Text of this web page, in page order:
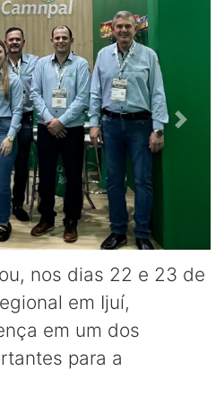
nos dias 22 e 23 de
em Ijuí,
em um dos
para a